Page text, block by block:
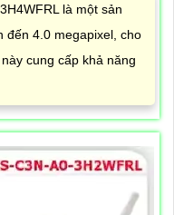
là một sản
đến 4.0 megapixel, cho
cung cấp khả năng